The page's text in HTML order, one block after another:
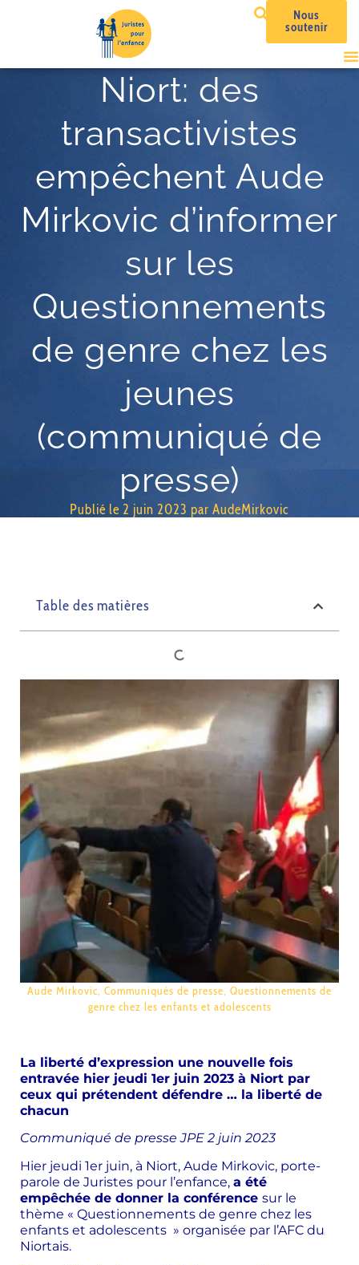
Nous
soutenir
Niort: des
transactivistes
empêchent Aude
Mirkovic d’informer
sur les
Questionnements
de genre chez les
jeunes
(communiqué de
presse)
Publié le 2 juin 2023 par AudeMirkovic
Table des matières
Aude Mirkovic, Communiqués de presse, Questionnements de
genre chez les enfants et adolescents
La liberté d’expression une nouvelle fois
entravée hier jeudi 1er juin 2023 à Niort par
ceux qui prétendent défendre … la liberté de
chacun
Communiqué de presse JPE 2 juin 2023
Hier jeudi 1er juin, à Niort, Aude Mirkovic, porte-
parole de Juristes pour l’enfance, a été
empêchée de donner la conférence sur le
thème « Questionnements de genre chez les
enfants et adolescents » organisée par l’AFC du
Niortais.